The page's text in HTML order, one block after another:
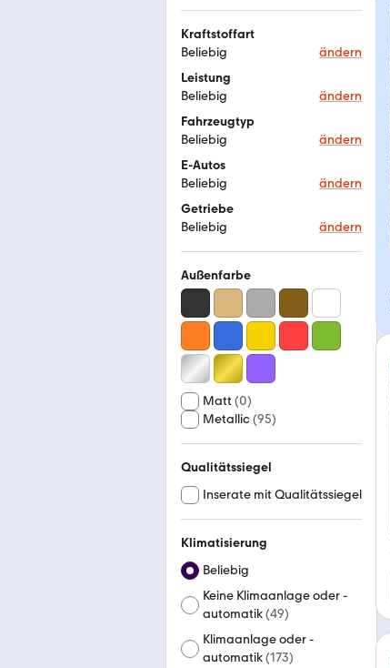
Kraftstoffart
Beliebig
ändern
Leistung
Beliebig
ändern
Fahrzeugtyp
Beliebig
ändern
E-Autos
Beliebig
ändern
Getriebe
Beliebig
ändern
Außenfarbe
Matt (0)
Metallic(95)
Qualitätssiegel
Inserate mit Qualitätssiegel
Klimatisierung
Beliebig
Keine Klimaanlage oder -
automatik(49)
Klimaanlage oder -
automatik(173)